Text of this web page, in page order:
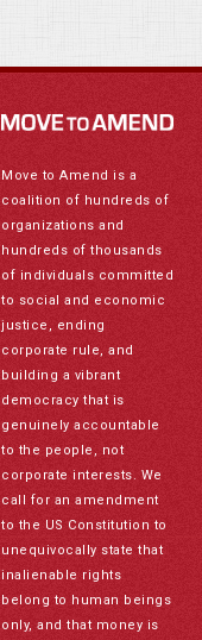
Move to Amend is a
coalition of hundreds of
organizations and
hundreds of thousands
of individuals committed
to social and economic
justice, ending
corporate rule, and
building a vibrant
democracy that is
genuinely accountable
to the people, not
corporate interests. We
call for an amendment
to the US Constitution to
unequivocally state that
inalienable rights
belong to human beings
only, and that money is